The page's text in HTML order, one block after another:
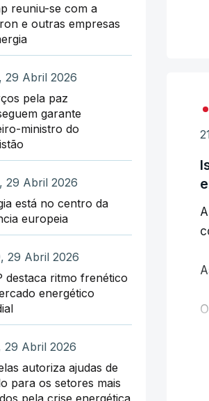
reuniu-se com a
e outras empresas
29 Abril 2026
pela paz
garante
ministro do
29 Abril 2026
está no centro da
europeia
29 Abril 2026
destaca ritmo frenético
energético
29 Abril 2026
autoriza ajudas de
para os setores mais
pela crise energética